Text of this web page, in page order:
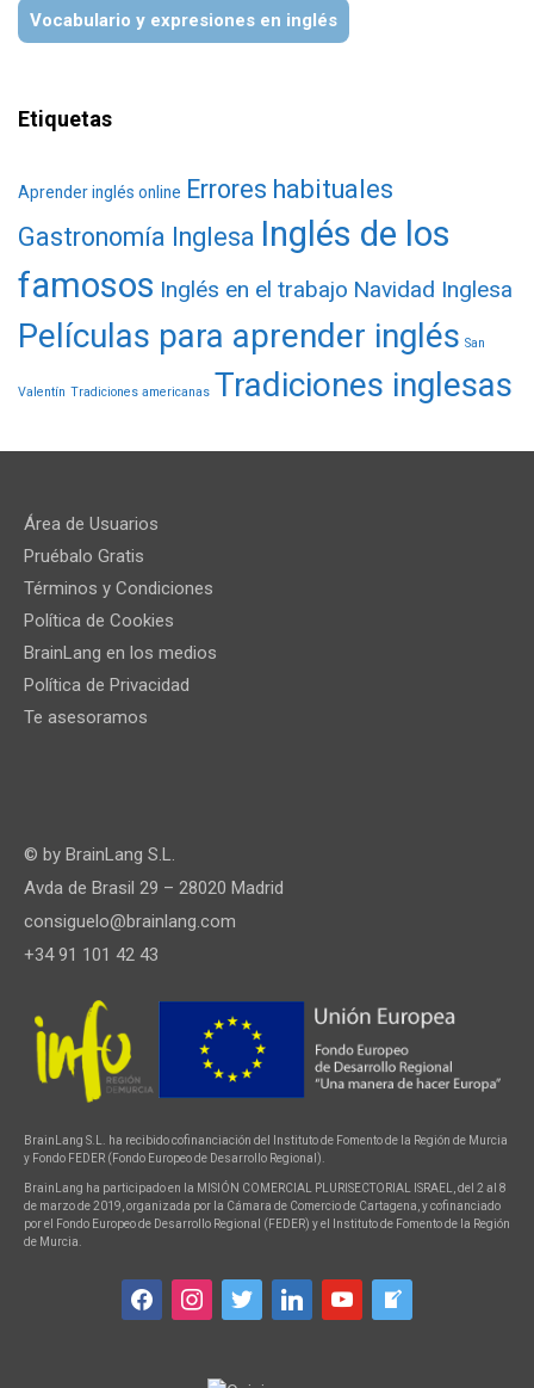
Vocabulario y expresiones en inglés
Etiquetas
Aprender inglés online Errores habituales
Gastronomía Inglesa Inglés de los
famosos Inglés en el trabajo Navidad Inglesa
Películas para aprender inglés San
Valentín Tradiciones americanas Tradiciones inglesas
Área de Usuarios
Pruébalo Gratis
Términos y Condiciones
Política de Cookies
BrainLang en los medios
Política de Privacidad
Te asesoramos
© by BrainLang S.L.
Avda de Brasil 29 – 28020 Madrid
consiguelo@brainlang.com
+34 91 101 42 43
BrainLang S.L. ha recibido cofinanciación del Instituto de Fomento de la Región de Murcia
y Fondo FEDER (Fondo Europeo de Desarrollo Regional).
BrainLang ha participado en la MISIÓN COMERCIAL PLURISECTORIAL ISRAEL, del 2 al 8
de marzo de 2019, organizada por la Cámara de Comercio de Cartagena, y cofinanciado
por el Fondo Europeo de Desarrollo Regional (FEDER) y el Instituto de Fomento de la Región
de Murcia.
facebookinstagram
twitter linkedin youtube welcome-
write-